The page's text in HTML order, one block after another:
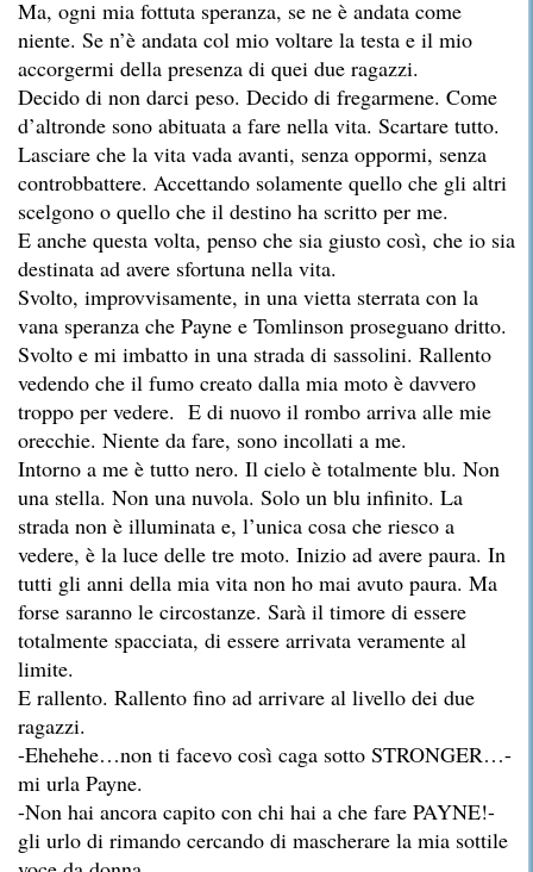
Ma, ogni mia fottuta speranza, se ne è andata come
niente. Se n’è andata col mio voltare la testa e il mio
accorgermi della presenza di quei due ragazzi.
Decido di non darci peso. Decido di fregarmene. Come
d’altronde sono abituata a fare nella vita. Scartare tutto.
Lasciare che la vita vada avanti, senza oppormi, senza
controbbattere. Accettando solamente quello che gli altri
scelgono o quello che il destino ha scritto per me.
E anche questa volta, penso che sia giusto così, che io sia
destinata ad avere sfortuna nella vita.
Svolto, improvvisamente, in una vietta sterrata con la
vana speranza che Payne e Tomlinson proseguano dritto.
Svolto e mi imbatto in una strada di sassolini. Rallento
vedendo che il fumo creato dalla mia moto è davvero
troppo per vedere. E di nuovo il rombo arriva alle mie
orecchie. Niente da fare, sono incollati a me.
Intorno a me è tutto nero. Il cielo è totalmente blu. Non
una stella. Non una nuvola. Solo un blu infinito. La
strada non è illuminata e, l’unica cosa che riesco a
vedere, è la luce delle tre moto. Inizio ad avere paura. In
tutti gli anni della mia vita non ho mai avuto paura. Ma
forse saranno le circostanze. Sarà il timore di essere
totalmente spacciata, di essere arrivata veramente al
limite.
E rallento. Rallento fino ad arrivare al livello dei due
ragazzi.
-Ehehehe…non ti facevo così caga sotto STRONGER…-
mi urla Payne.
-Non hai ancora capito con chi hai a che fare PAYNE!-
gli urlo di rimando cercando di mascherare la mia sottile